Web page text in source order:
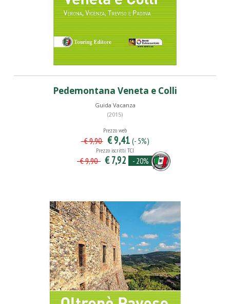
Pedemontana Veneta e Colli
Guida Vacanza
(2015)
Prezzo web
€ 9,90 € 9,41 (- 5%)
Prezzo iscritti TCI
€ 9,90 € 7,92 - 20%